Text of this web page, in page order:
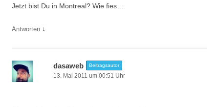
Jetzt bist Du in Montreal? Wie fies…
Antworten ↓
dasaweb Beitragsautor
13. Mai 2011 um 00:51 Uhr